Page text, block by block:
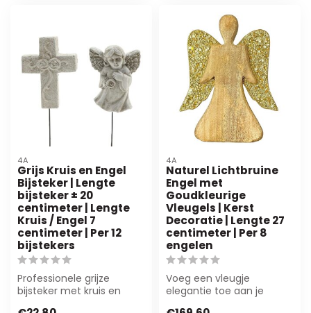
4A
Grijs Kruis en Engel
Bijsteker | Lengte
bijsteker ± 20
centimeter | Lengte
Kruis / Engel 7
centimeter | Per 12
bijstekers
Professionele grijze
bijsteker met kruis en
4A
Naturel Lichtbruine
Engel met
Goudkleurige
Vleugels | Kerst
Decoratie | Lengte 27
centimeter | Per 8
engelen
Voeg een vleugje
elegantie toe aan je